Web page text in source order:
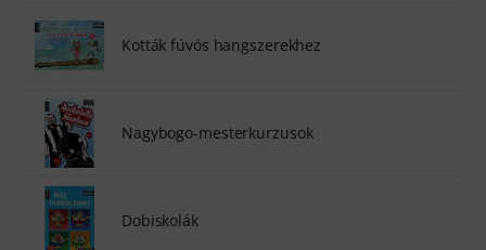
Kották fúvós hangszerekhez
Nagybogo-mesterkurzusok
Dobiskolák